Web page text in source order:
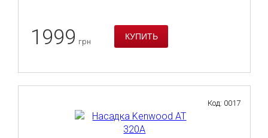
1999 грн
Код: 0017